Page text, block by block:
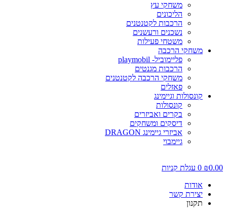
משחקי עץ
הליכונים
הרכבות לקטנטנים
נשכנים ורעשנים
משטחי פעילות
משחקי הרכבה
פליימוביל- playmobil
הרכבות מגנטים
משחקי הרכבה לקטנטנים
פאזלים
קונסולות וגיימינג
קונסולות
בקרים ואביזרים
דיסקים ומשחקים
אביזרי גיימינג DRAGON
גיימבוי
₪0.00
0 עגלת קניות
אודות
יצירת קשר
תקנון